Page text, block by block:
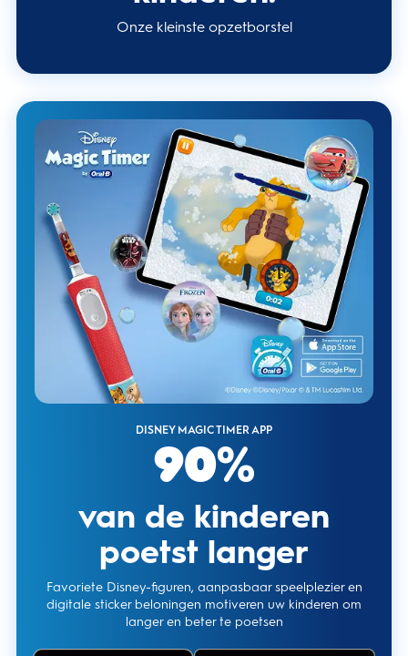
Onze kleinste opzetborstel
DISNEY MAGIC TIMER APP
90%
van de kinderen
poetst langer
Favoriete Disney-figuren, aanpasbaar speelplezier en
digitale sticker beloningen motiveren uw kinderen om
langer en beter te poetsen